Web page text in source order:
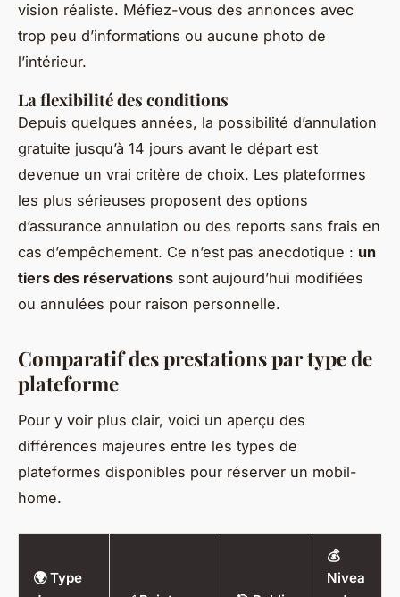
vision réaliste. Méfiez-vous des annonces avec
trop peu d’informations ou aucune photo de
l’intérieur.
La flexibilité des conditions
Depuis quelques années, la possibilité d’annulation
gratuite jusqu’à 14 jours avant le départ est
devenue un vrai critère de choix. Les plateformes
les plus sérieuses proposent des options
d’assurance annulation ou des reports sans frais en
cas d’empêchement. Ce n’est pas anecdotique : un
tiers des réservations sont aujourd’hui modifiées
ou annulées pour raison personnelle.
Comparatif des prestations par type de
plateforme
Pour y voir plus clair, voici un aperçu des
différences majeures entre les types de
plateformes disponibles pour réserver un mobil-
home.
🌍 Type
💰
Nivea